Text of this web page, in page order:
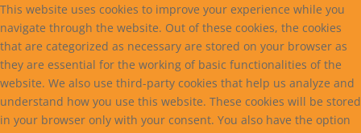
This website uses cookies to improve your experience while you
navigate through the website. Out of these cookies, the cookies
that are categorized as necessary are stored on your browser as
they are essential for the working of basic functionalities of the
website. We also use third-party cookies that help us analyze and
understand how you use this website. These cookies will be stored
in your browser only with your consent. You also have the option